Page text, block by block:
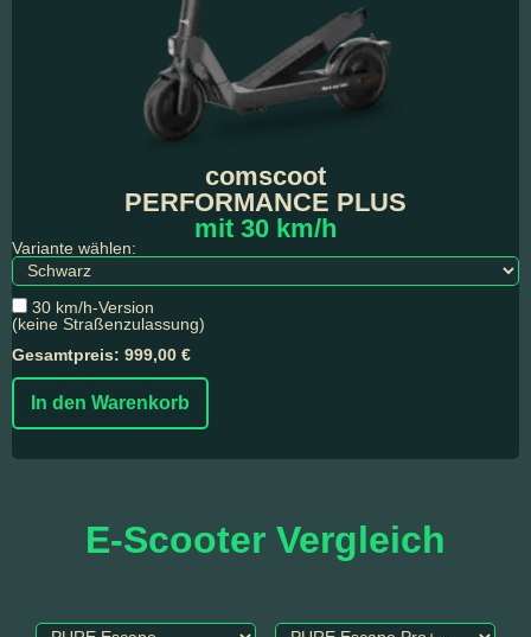
comscoot
PERFORMANCE PLUS
mit 30 km/h
Variante wählen:
30 km/h-Version
(keine Straßenzulassung)
Gesamtpreis: 999,00 €
In den Warenkorb
E-Scooter Vergleich